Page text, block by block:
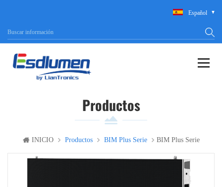
Español
Productos
INICIO Productos BIM Plus Serie BIM Plus Serie